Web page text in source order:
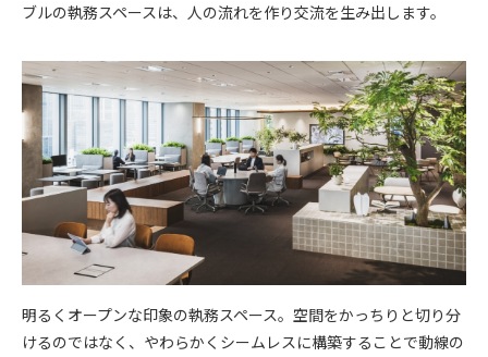
ブルの執務スペースは、人の流れを作り交流を生み出します。
明るくオープンな印象の執務スペース。空間をかっちりと切り分
けるのではなく、やわらかくシームレスに構築することで動線の